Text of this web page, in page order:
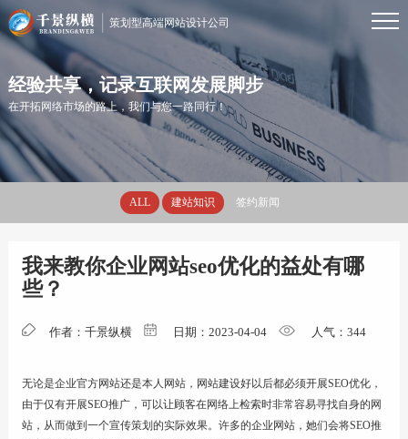
策划型高端网站设计公司
首页
服务
案例
资讯
优势
关于
经验共享，记录互联网发展脚步
在开拓网络市场的路上，我们与您一路同行！
ALL 建站知识 签约新闻
我来教你企业网站seo优化的益处有哪
些？
作者：千景纵横 日期：2023-04-04 人气： 344
无论是企业官方网站还是本人网站， 网站建设好以后都必须开展SEO优化，
由于仅有开展SEO推广，可以让顾客在网络上检索时非常容易寻找自身的网
站，从而做到一个宣传策划的实际效果。许多的企业网站，她们会将SEO推